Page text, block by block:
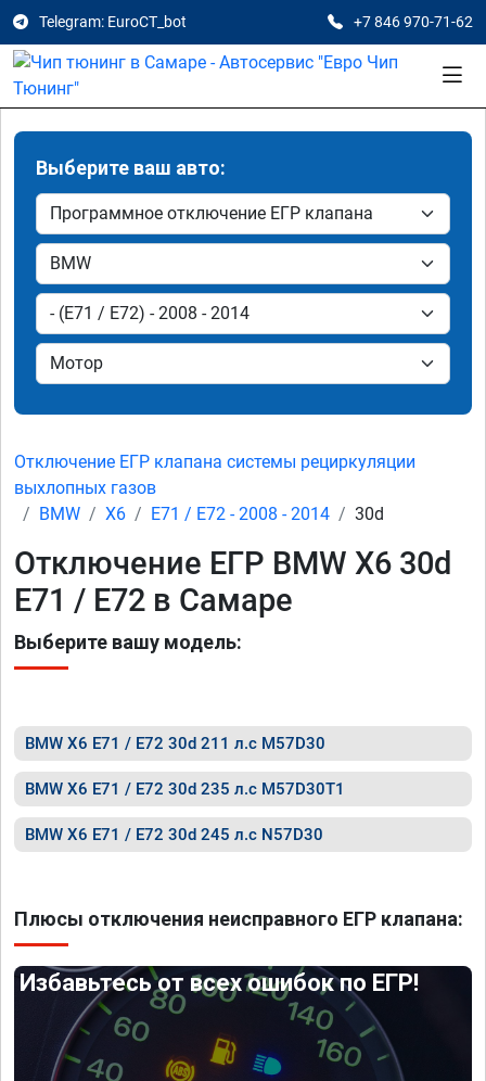
Telegram: EuroCT_bot +7 846 970-71-62
Выберите ваш авто:
Отключение ЕГР клапана системы рециркуляции
выхлопных газов
BMW
X6 E71 / E72 - 2008 - 2014 30d
Отключение ЕГР BMW X6 30d
E71 / E72 в Самаре
Выберите вашу модель:
BMW X6 E71 / E72 30d 211 л.с M57D30
BMW X6 E71 / E72 30d 235 л.с M57D30T1
BMW X6 E71 / E72 30d 245 л.с N57D30
Плюсы отключения неисправного ЕГР клапана:
Избавьтесь от всех ошибок по ЕГР!